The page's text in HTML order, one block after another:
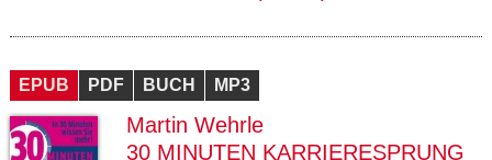
EPUB PDF BUCH MP3
Martin Wehrle
30 MINUTEN KARRIERESPRUNG